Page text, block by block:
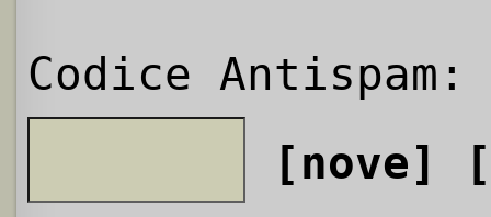
Codice Antispam:
[nove]